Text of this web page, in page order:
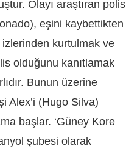
Olayı araştıran polis
eşini kaybettikten
kurtulmak ve
olduğunu kanıtlamak
Bunun üzerine
Alex’i (Hugo Silva)
başlar. ‘Güney Kore
şubesi olarak